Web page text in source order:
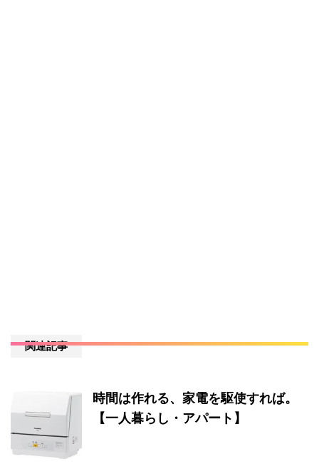
関連記事
時間は作れる、家電を駆使すれば。
【一人暮らし・アパート】